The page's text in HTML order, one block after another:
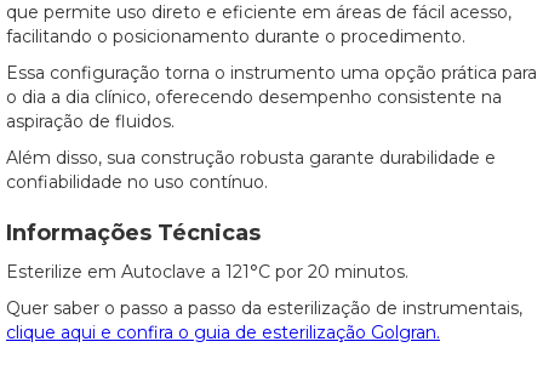
que permite uso direto e eficiente em áreas de fácil acesso,
facilitando o posicionamento durante o procedimento.
Essa configuração torna o instrumento uma opção prática para
o dia a dia clínico, oferecendo desempenho consistente na
aspiração de fluidos.
Além disso, sua construção robusta garante durabilidade e
confiabilidade no uso contínuo.
Informações Técnicas
Esterilize em Autoclave a 121°C por 20 minutos.
Quer saber o passo a passo da esterilização de instrumentais,
clique aqui e confira o guia de esterilização Golgran.